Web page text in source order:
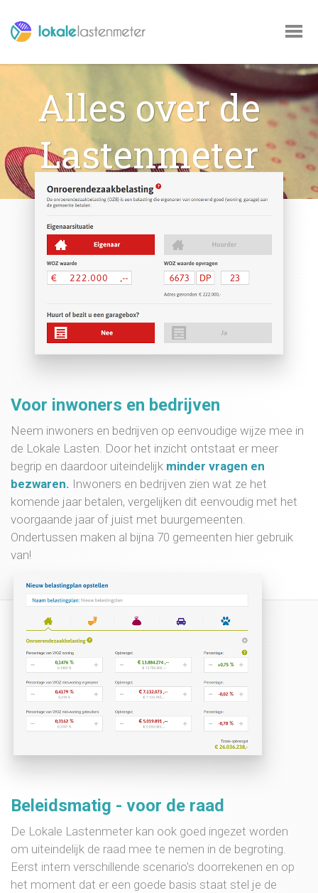
Alles over de
Lastenmeter
Voor inwoners en bedrijven
Neem inwoners en bedrijven op eenvoudige wijze mee in
de Lokale Lasten. Door het inzicht ontstaat er meer
begrip en daardoor uiteindelijk minder vragen en
bezwaren. Inwoners en bedrijven zien wat ze het
komende jaar betalen, vergelijken dit eenvoudig met het
voorgaande jaar of juist met buurgemeenten.
Ondertussen maken al bijna 70 gemeenten hier gebruik
van!
Beleidsmatig - voor de raad
De Lokale Lastenmeter kan ook goed ingezet worden
om uiteindelijk de raad mee te nemen in de begroting.
Eerst intern verschillende scenario's doorrekenen en op
het moment dat er een goede basis staat stel je de